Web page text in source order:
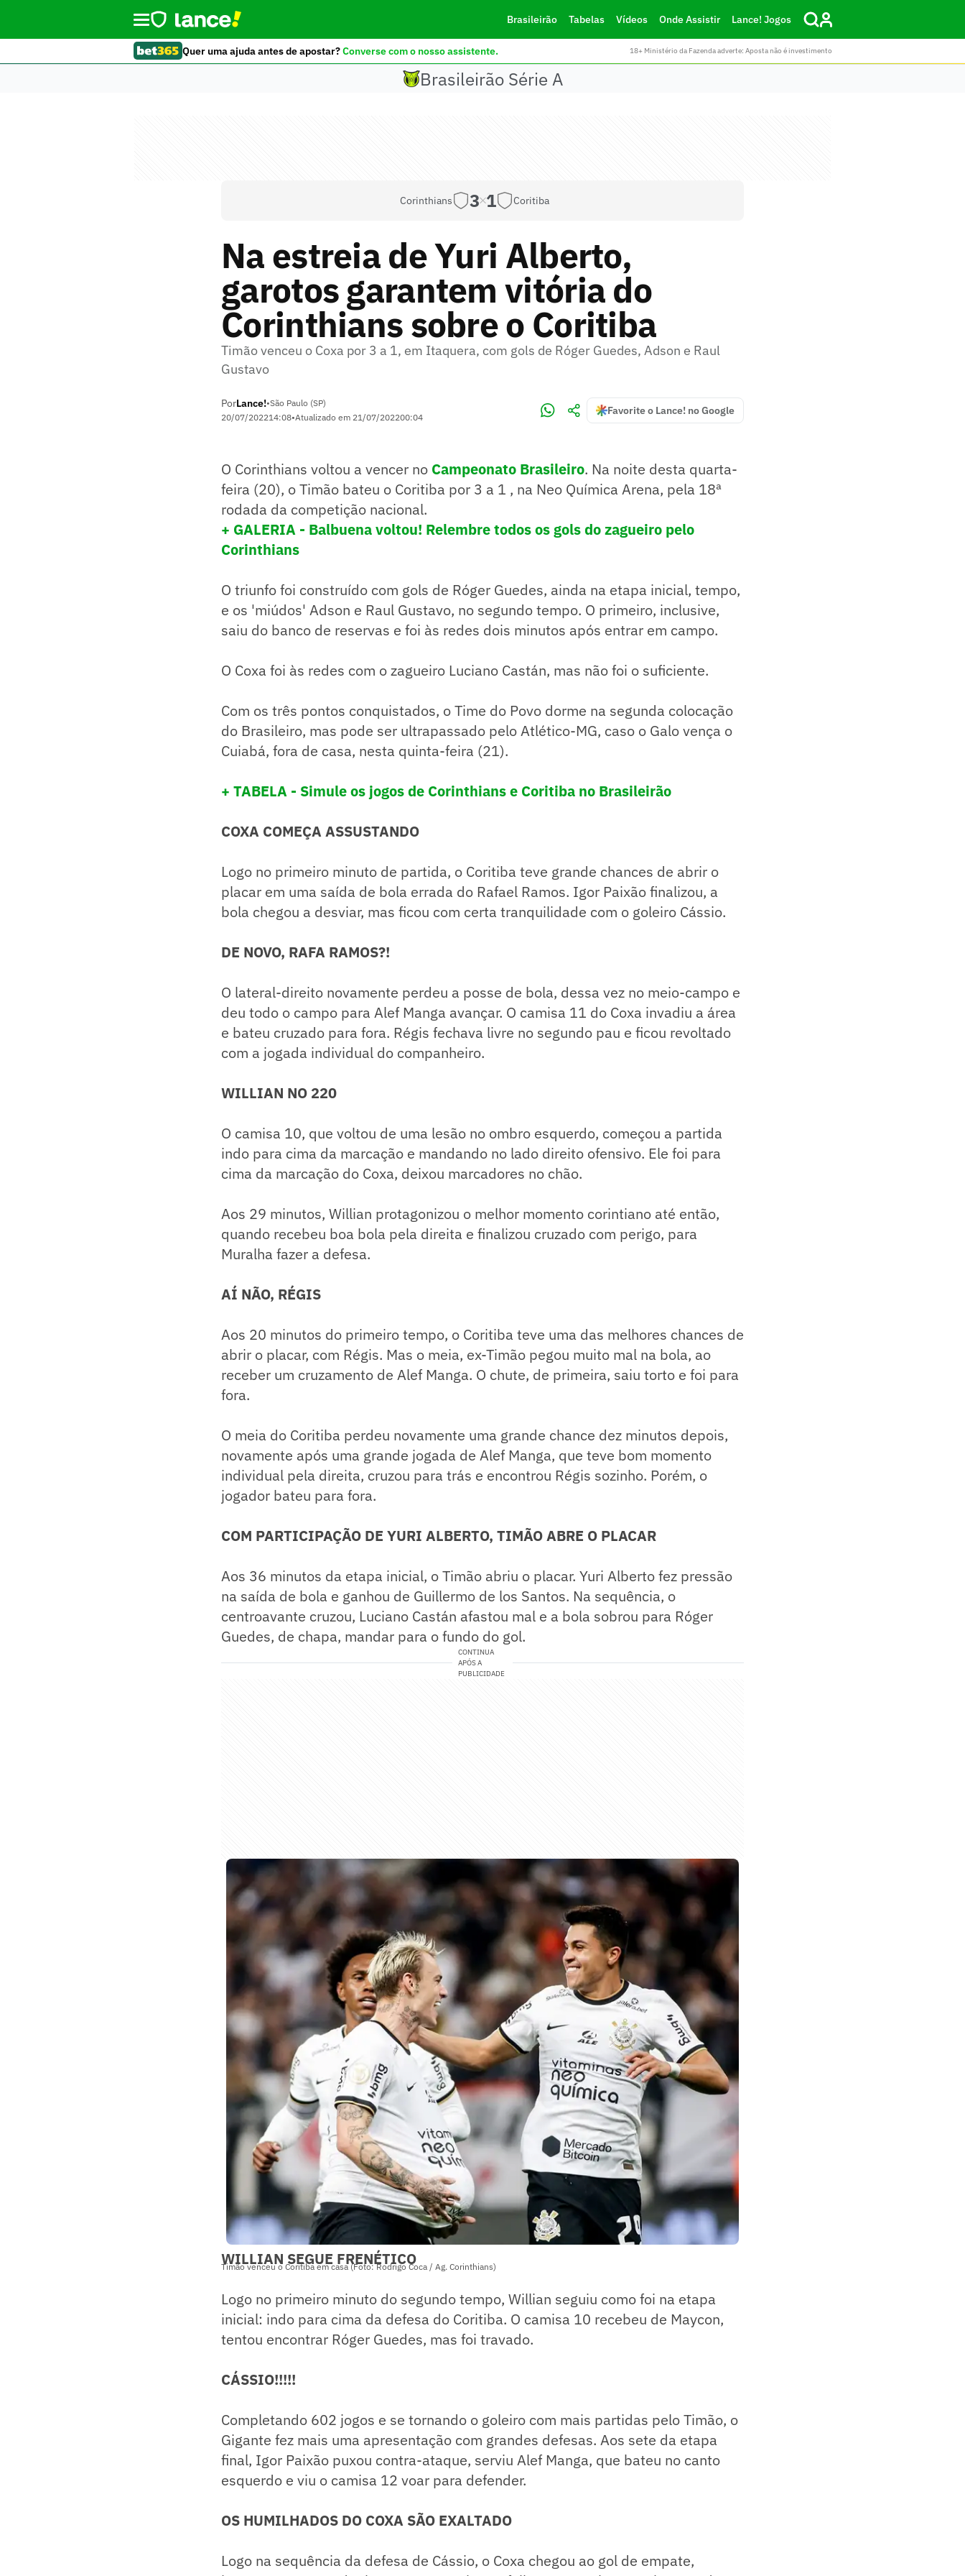
Brasileirão Tabelas Vídeos Onde Assistir Lance! Jogos
Quer uma ajuda antes de apostar?Converse com o nosso assistente. 18+ Ministério da Fazenda adverte: Aposta não é investimento
Brasileirão Série A
Corinthians 3 1 Coritiba
Na estreia de Yuri Alberto,
garotos garantem vitória do
Corinthians sobre o Coritiba
Timão venceu o Coxa por 3 a 1, em Itaquera, com gols de Róger Guedes, Adson e Raul
Gustavo
PorLance!•São Paulo (SP)
20/07/202214:08•Atualizado em 21/07/202200:04
Favorite o Lance! no Google
O Corinthians voltou a vencer no Campeonato Brasileiro. Na noite desta quarta-
feira (20), o Timão bateu o Coritiba por 3 a 1 , na Neo Química Arena, pela 18ª
rodada da competição nacional.
+ GALERIA - Balbuena voltou! Relembre todos os gols do zagueiro pelo
Corinthians
O triunfo foi construído com gols de Róger Guedes, ainda na etapa inicial, tempo,
e os 'miúdos' Adson e Raul Gustavo, no segundo tempo. O primeiro, inclusive,
saiu do banco de reservas e foi às redes dois minutos após entrar em campo.
O Coxa foi às redes com o zagueiro Luciano Castán, mas não foi o suficiente.
Com os três pontos conquistados, o Time do Povo dorme na segunda colocação
do Brasileiro, mas pode ser ultrapassado pelo Atlético-MG, caso o Galo vença o
Cuiabá, fora de casa, nesta quinta-feira (21).
+ TABELA - Simule os jogos de Corinthians e Coritiba no Brasileirão
COXA COMEÇA ASSUSTANDO
Logo no primeiro minuto de partida, o Coritiba teve grande chances de abrir o
placar em uma saída de bola errada do Rafael Ramos. Igor Paixão finalizou, a
bola chegou a desviar, mas ficou com certa tranquilidade com o goleiro Cássio.
DE NOVO, RAFA RAMOS?!
O lateral-direito novamente perdeu a posse de bola, dessa vez no meio-campo e
deu todo o campo para Alef Manga avançar. O camisa 11 do Coxa invadiu a área
e bateu cruzado para fora. Régis fechava livre no segundo pau e ficou revoltado
com a jogada individual do companheiro.
WILLIAN NO 220
O camisa 10, que voltou de uma lesão no ombro esquerdo, começou a partida
indo para cima da marcação e mandando no lado direito ofensivo. Ele foi para
cima da marcação do Coxa, deixou marcadores no chão.
Aos 29 minutos, Willian protagonizou o melhor momento corintiano até então,
quando recebeu boa bola pela direita e finalizou cruzado com perigo, para
Muralha fazer a defesa.
AÍ NÃO, RÉGIS
Aos 20 minutos do primeiro tempo, o Coritiba teve uma das melhores chances de
abrir o placar, com Régis. Mas o meia, ex-Timão pegou muito mal na bola, ao
receber um cruzamento de Alef Manga. O chute, de primeira, saiu torto e foi para
fora.
O meia do Coritiba perdeu novamente uma grande chance dez minutos depois,
novamente após uma grande jogada de Alef Manga, que teve bom momento
individual pela direita, cruzou para trás e encontrou Régis sozinho. Porém, o
jogador bateu para fora.
COM PARTICIPAÇÃO DE YURI ALBERTO, TIMÃO ABRE O PLACAR
Aos 36 minutos da etapa inicial, o Timão abriu o placar. Yuri Alberto fez pressão
na saída de bola e ganhou de Guillermo de los Santos. Na sequência, o
centroavante cruzou, Luciano Castán afastou mal e a bola sobrou para Róger
Guedes, de chapa, mandar para o fundo do gol.
CONTINUA
APÓS A
PUBLICIDADE
Timão venceu o Coritiba em casa (Foto: Rodrigo Coca / Ag. Corinthians)
WILLIAN SEGUE FRENÉTICO
Logo no primeiro minuto do segundo tempo, Willian seguiu como foi na etapa
inicial: indo para cima da defesa do Coritiba. O camisa 10 recebeu de Maycon,
tentou encontrar Róger Guedes, mas foi travado.
CÁSSIO!!!!!
Completando 602 jogos e se tornando o goleiro com mais partidas pelo Timão, o
Gigante fez mais uma apresentação com grandes defesas. Aos sete da etapa
final, Igor Paixão puxou contra-ataque, serviu Alef Manga, que bateu no canto
esquerdo e viu o camisa 12 voar para defender.
OS HUMILHADOS DO COXA SÃO EXALTADO
Logo na sequência da defesa de Cássio, o Coxa chegou ao gol de empate,